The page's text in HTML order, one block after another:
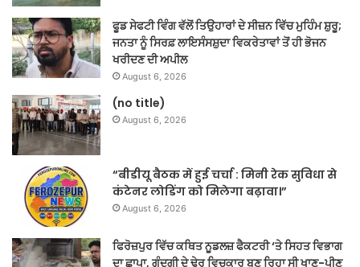
ਫੂਡ ਸੇਫਟੀ ਵਿੰਗ ਵੱਲੋਂ ਤਿਉਹਾਰਾਂ ਦੇ ਸੀਜ਼ਨ ਵਿੱਚ ਮੁਹਿੰਮ ਸ਼ੁਰੂ;
ਜਨਤਾ ਨੂੰ ਸਿਰਫ਼ ਲਾਇਸੰਸਸ਼ੁਦਾ ਵਿਕਰੇਤਾਵਾਂ ਤੋਂ ਹੀ ਭੋਜਨ
ਖਰੀਦਣ ਦੀ ਅਪੀਲ
August 6, 2026
(no title)
August 6, 2026
“बीडीयू बैठक में हुई चर्चा : मिनी रेक सुविधा से
कंटेनर लोडिंग को मिलेगा बढ़ावा।”
August 6, 2026
ਫਿਰੋਜ਼ਪੁਰ ਵਿੱਚ ਕਥਿਤ ਨੂਡਲਜ਼ ਫੈਕਟਰੀ ‘ਤੇ ਸਿਹਤ ਵਿਭਾਗ
ਦਾ ਛਾਪਾ, ਗੰਦਗੀ ਦੇ ਢੇਰ ਵਿਚਕਾਰ ਬਣ ਰਿਹਾ ਸੀ ਖਾਣ-ਪੀਣ